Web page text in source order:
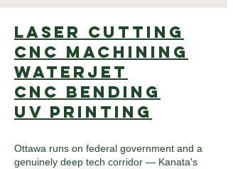
Laser cutting
CNC Machining
Waterjet
CNC Bending
UV Printing
Ottawa runs on federal government and a
genuinely deep tech corridor — Kanata's